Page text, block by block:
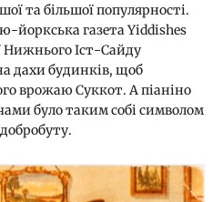
та більшої популярності.
йоркська газета Yiddishes
Нижнього Іст-Сайду
дахи будинків, щоб
врожаю Суккот. А піаніно
було таким собі символом